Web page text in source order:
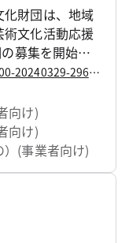
財団は、地域
文化活動応援
募集を開始し
https://www.my.metro.tokyo.lg.jp/w/000-20240329-29622552
向け)
向け)
(事業者向け)